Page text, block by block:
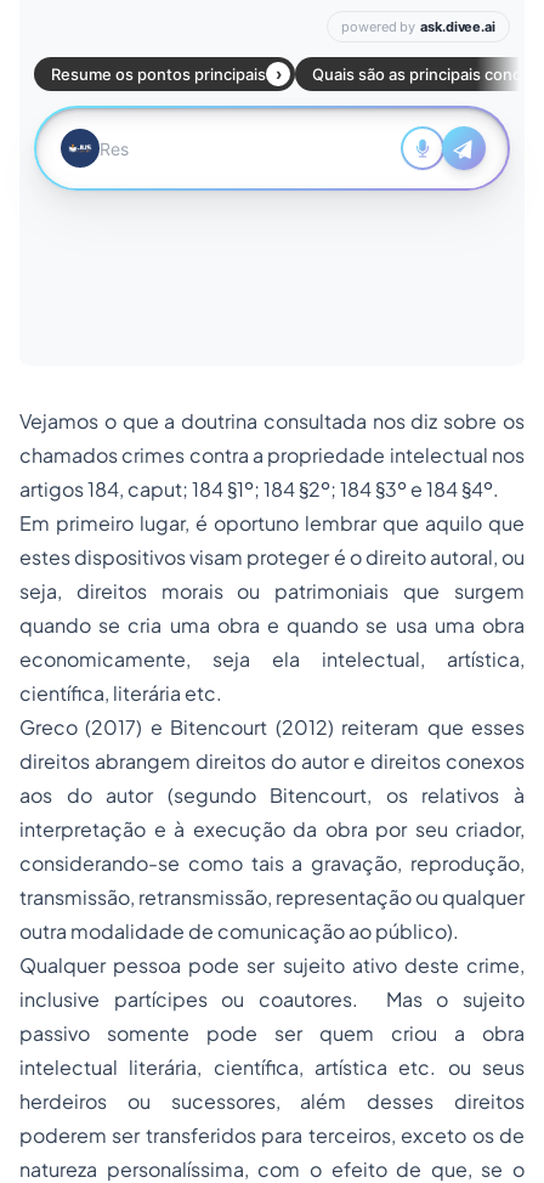
Vejamos o que a doutrina consultada nos diz sobre os
chamados crimes contra a propriedade intelectual nos
artigos 184, caput; 184 §1º; 184 §2º; 184 §3º e 184 §4º.
Em primeiro lugar, é oportuno lembrar que aquilo que
estes dispositivos visam proteger é o direito autoral, ou
seja, direitos morais ou patrimoniais que surgem
quando se cria uma obra e quando se usa uma obra
economicamente, seja ela intelectual, artística,
científica, literária etc.
Greco (2017) e Bitencourt (2012) reiteram que esses
direitos abrangem direitos do autor e direitos conexos
aos do autor (segundo Bitencourt, os relativos à
interpretação e à execução da obra por seu criador,
considerando-se como tais a gravação, reprodução,
transmissão, retransmissão, representação ou qualquer
outra modalidade de comunicação ao público).
Qualquer pessoa pode ser sujeito ativo deste crime,
inclusive partícipes ou coautores. Mas o sujeito
passivo somente pode ser quem criou a obra
intelectual literária, científica, artística etc. ou seus
herdeiros ou sucessores, além desses direitos
poderem ser transferidos para terceiros, exceto os de
natureza personalíssima, com o efeito de que, se o